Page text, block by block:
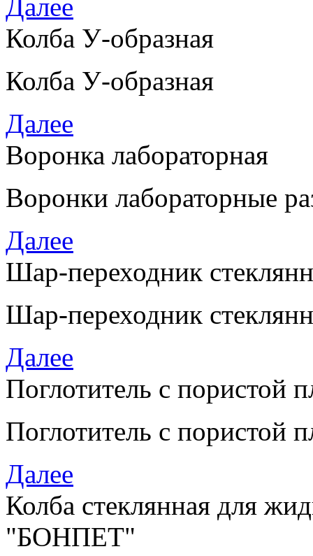
Далее
Колба У-образная
Колба У-образная
Далее
Воронка лабораторная
Воронки лабораторные
Далее
Шар-переходник
Шар-переходник
Далее
Поглотитель с пористой
Поглотитель с пористой
Далее
Колба стеклянная для
"БОНПЕТ"